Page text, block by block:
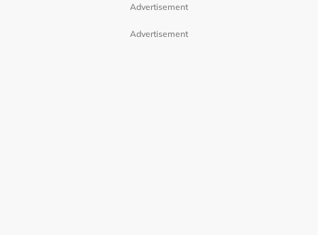
陈建州纪录范玮琪和粉丝互动画面
Advertisement
Advertisement